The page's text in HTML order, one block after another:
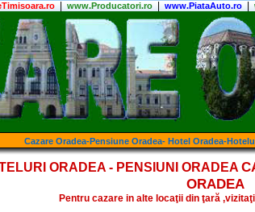
| www.Producatori.ro| www.PiataAuto.ro|
Cazare Oradea-Pensiune Oradea- Hotel Oradea-
ORADEA - PENSIUNI ORADEA
ORADEA
Pentru cazare in alte locaţii din ţară ,vizitaţi